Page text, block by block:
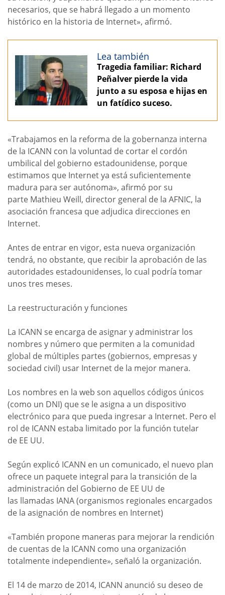
necesarios, que se habrá llegado a un momento
histórico en la historia de Internet», afirmó.
Lea también
Tragedia familiar: Richard
Peñalver pierde la vida
junto a su esposa e hijas en
un fatídico suceso.
«Trabajamos en la reforma de la gobernanza interna
de la ICANN con la voluntad de cortar el cordón
umbilical del gobierno estadounidense, porque
estimamos que Internet ya está suficientemente
madura para ser autónoma», afirmó por su
parte Mathieu Weill, director general de la AFNIC, la
asociación francesa que adjudica direcciones en
Internet.
Antes de entrar en vigor, esta nueva organización
tendrá, no obstante, que recibir la aprobación de las
autoridades estadounidenses, lo cual podría tomar
unos tres meses.
La reestructuración y funciones
La ICANN se encarga de asignar y administrar los
nombres y número que permiten a la comunidad
global de múltiples partes (gobiernos, empresas y
sociedad civil) usar Internet de la mejor manera.
Los nombres en la web son aquellos códigos únicos
(como un DNI) que se le asigna a un dispositivo
electrónico para que pueda ingresar a Internet. Pero el
rol de ICANN estaba limitado por la función tutelar
de EE UU.
Según explicó ICANN en un comunicado, el nuevo plan
ofrece un paquete integral para la transición de la
administración del Gobierno de EE UU de
las llamadas IANA (organismos regionales encargados
de la asignación de nombres en Internet)
«También propone maneras para mejorar la rendición
de cuentas de la ICANN como una organización
totalmente independiente», señaló la organización.
El 14 de marzo de 2014, ICANN anunció su deseo de